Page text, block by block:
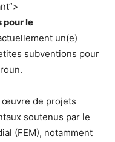
pour le
un(e)
subventions pour
œuvre de projets
soutenus par le
(FEM), notamment